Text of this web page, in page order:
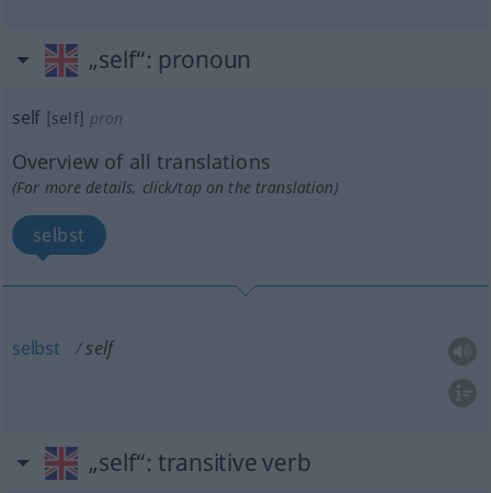
„self“: pronoun
self [self] pron
Overview of all translations
(For more details, click/tap on the translation)
selbst
selbst self
„self“: transitive verb